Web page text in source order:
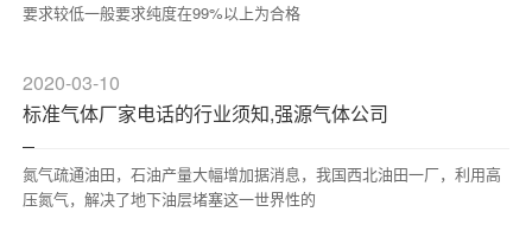
要求较低一般要求纯度在99%以上为合格
2020-03-10
标准气体厂家电话的行业须知,强源气体公司
氮气疏通油田，石油产量大幅增加据消息，我国西北油田一厂，利用高
压氮气，解决了地下油层堵塞这一世界性的